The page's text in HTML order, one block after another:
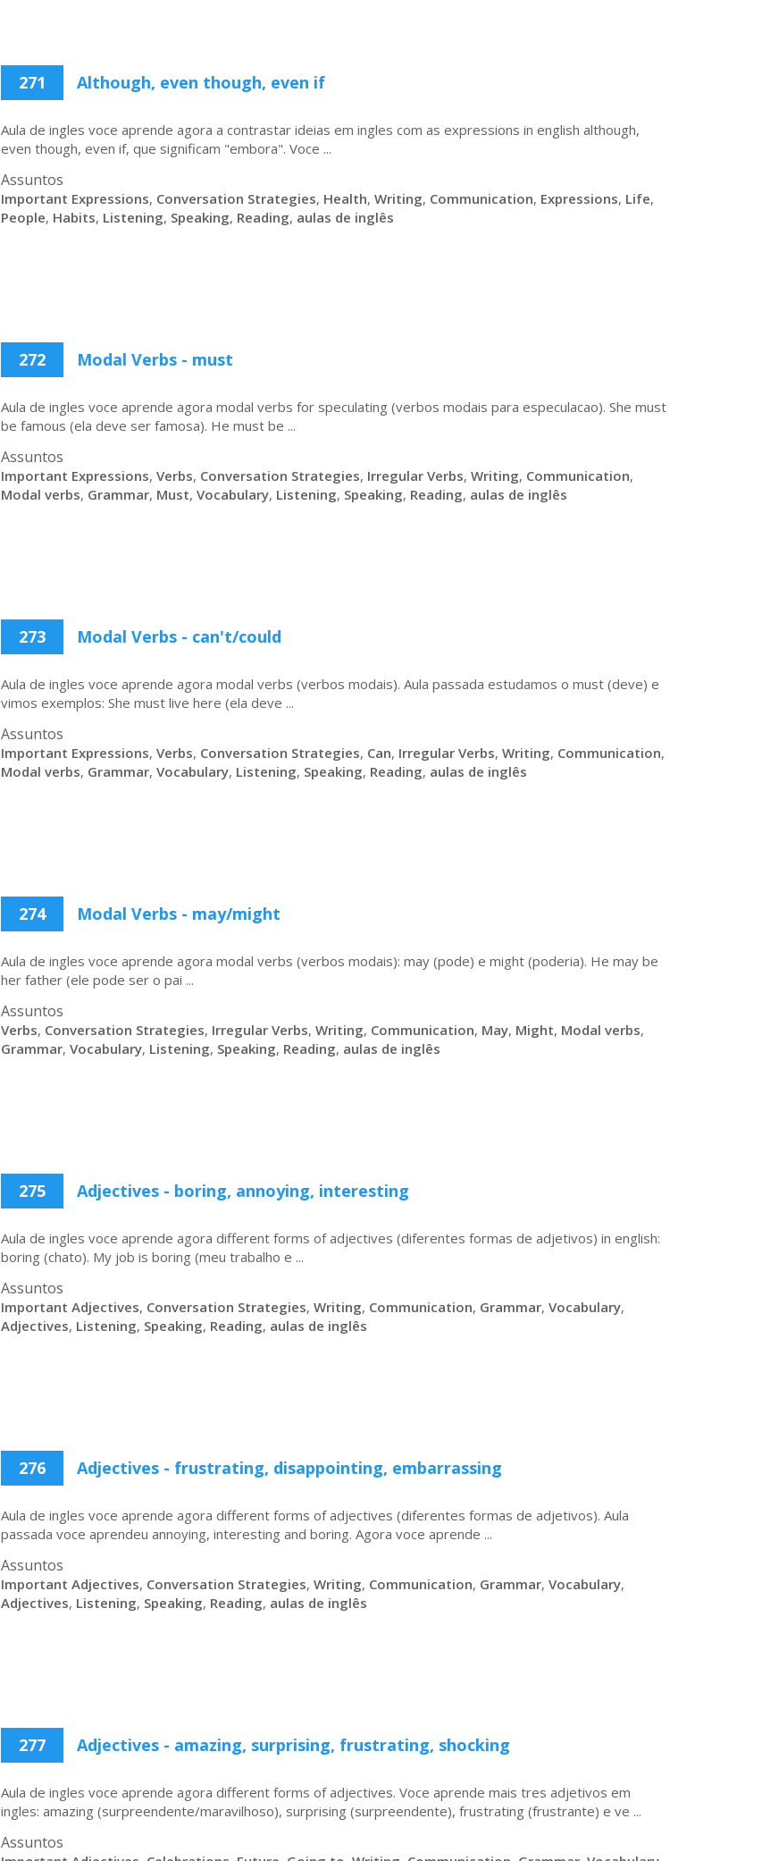
271 Although, even though, even if
Aula de ingles voce aprende agora a contrastar ideias em ingles com as expressions in english although,
even though, even if, que significam "embora". Voce ...
Assuntos
Important Expressions, Conversation Strategies, Health, Writing, Communication, Expressions, Life,
People, Habits, Listening, Speaking, Reading, aulas de inglês
272 Modal Verbs - must
Aula de ingles voce aprende agora modal verbs for speculating (verbos modais para especulacao). She must
be famous (ela deve ser famosa). He must be ...
Assuntos
Important Expressions, Verbs, Conversation Strategies, Irregular Verbs, Writing, Communication,
Modal verbs, Grammar, Must, Vocabulary, Listening, Speaking, Reading, aulas de inglês
273 Modal Verbs - can't/could
Aula de ingles voce aprende agora modal verbs (verbos modais). Aula passada estudamos o must (deve) e
vimos exemplos: She must live here (ela deve ...
Assuntos
Important Expressions, Verbs, Conversation Strategies, Can, Irregular Verbs, Writing, Communication,
Modal verbs, Grammar, Vocabulary, Listening, Speaking, Reading, aulas de inglês
274 Modal Verbs - may/might
Aula de ingles voce aprende agora modal verbs (verbos modais): may (pode) e might (poderia). He may be
her father (ele pode ser o pai ...
Assuntos
Verbs, Conversation Strategies, Irregular Verbs, Writing, Communication, May, Might, Modal verbs,
Grammar, Vocabulary, Listening, Speaking, Reading, aulas de inglês
275 Adjectives - boring, annoying, interesting
Aula de ingles voce aprende agora different forms of adjectives (diferentes formas de adjetivos) in english:
boring (chato). My job is boring (meu trabalho e ...
Assuntos
Important Adjectives, Conversation Strategies, Writing, Communication, Grammar, Vocabulary,
Adjectives, Listening, Speaking, Reading, aulas de inglês
276 Adjectives - frustrating, disappointing, embarrassing
Aula de ingles voce aprende agora different forms of adjectives (diferentes formas de adjetivos). Aula
passada voce aprendeu annoying, interesting and boring. Agora voce aprende ...
Assuntos
Important Adjectives, Conversation Strategies, Writing, Communication, Grammar, Vocabulary,
Adjectives, Listening, Speaking, Reading, aulas de inglês
277 Adjectives - amazing, surprising, frustrating, shocking
Aula de ingles voce aprende agora different forms of adjectives. Voce aprende mais tres adjetivos em
ingles: amazing (surpreendente/maravilhoso), surprising (surpreendente), frustrating (frustrante) e ve ...
Assuntos